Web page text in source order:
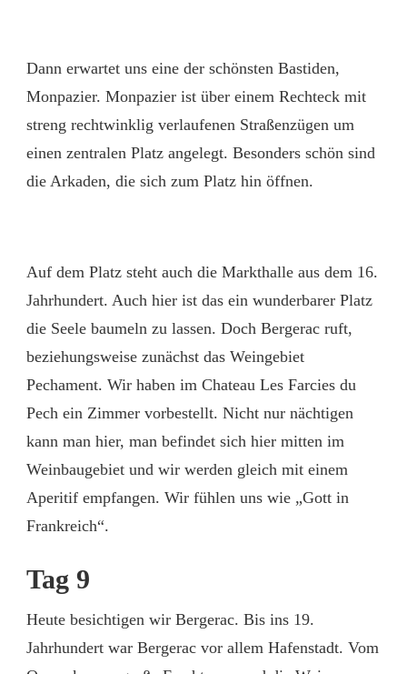
Dann erwartet uns eine der schönsten Bastiden,
Monpazier. Monpazier ist über einem Rechteck mit
streng rechtwinklig verlaufenen Straßenzügen um
einen zentralen Platz angelegt. Besonders schön sind
die Arkaden, die sich zum Platz hin öffnen.
Auf dem Platz steht auch die Markthalle aus dem 16.
Jahrhundert. Auch hier ist das ein wunderbarer Platz
die Seele baumeln zu lassen. Doch Bergerac ruft,
beziehungsweise zunächst das Weingebiet
Pechament. Wir haben im Chateau Les Farcies du
Pech ein Zimmer vorbestellt. Nicht nur nächtigen
kann man hier, man befindet sich hier mitten im
Weinbaugebiet und wir werden gleich mit einem
Aperitif empfangen. Wir fühlen uns wie „Gott in
Frankreich“.
Tag 9
Heute besichtigen wir Bergerac. Bis ins 19.
Jahrhundert war Bergerac vor allem Hafenstadt. Vom